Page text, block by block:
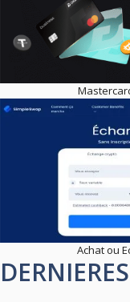
Achat ou